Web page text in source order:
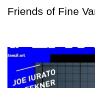
Friends of Fine